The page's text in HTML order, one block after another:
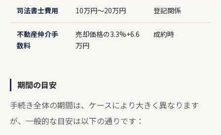
司法書士費用 10万円～20万円 登記関係
不動産仲介手
数料
売却価格の3.3%+6.6
万円
成約時
期間の目安
手続き全体の期間は、ケースにより大きく異なります
が、一般的な目安は以下の通りです：